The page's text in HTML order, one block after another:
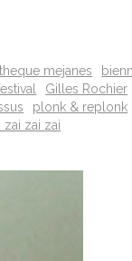
mejanes
Gilles Rochier
plonk & replonk
zai zai zai